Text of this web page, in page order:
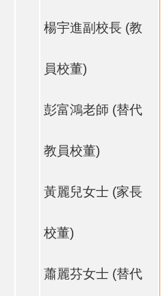
楊宇進副校長 (教
員校董)
彭富鴻老師 (替代
教員校董)
黃麗兒女士 (家長
校董)
蕭麗芬女士 (替代